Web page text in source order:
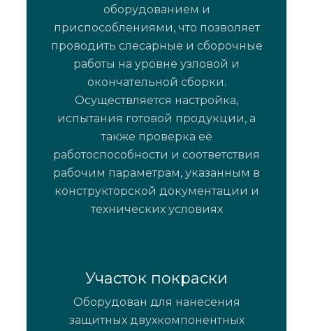
оборудованием и
приспособлениями, что позволяет
проводить слесарные и сборочные
работы на уровне узловой и
окончательной сборки.
Осуществляется настройка,
испытания готовой продукции, а
также проверка её
работоспособности и соответствия
рабочим параметрам, указанным в
конструкторской документации и
технических условиях
Участок покраски
Оборудован для нанесения
защитных двухкомпонентных